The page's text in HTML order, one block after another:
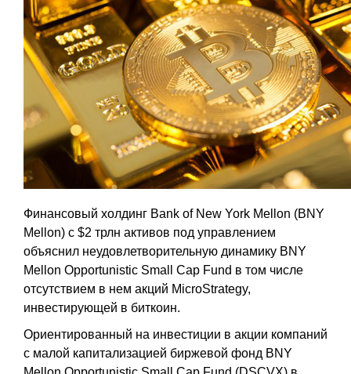
Финансовый холдинг Bank of New York Mellon (BNY
Mellon) с $2 трлн активов под управлением
объяснил неудовлетворительную динамику BNY
Mellon Opportunistic Small Cap Fund в том числе
отсутствием в нем акций MicroStrategy,
инвестирующей в биткоин.
Ориентированный на инвестиции в акции компаний
с малой капитализацией биржевой фонд BNY